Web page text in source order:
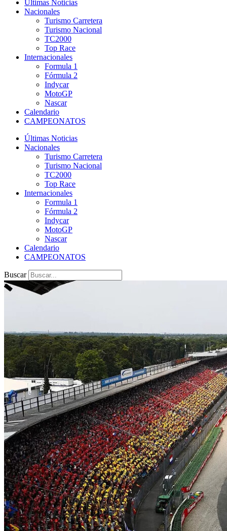
Últimas Noticias
Nacionales
Turismo Carretera
Turismo Nacional
TC2000
Top Race
Internacionales
Formula 1
Fórmula 2
Indycar
MotoGP
Nascar
Calendario
CAMPEONATOS
Últimas Noticias
Nacionales
Turismo Carretera
Turismo Nacional
TC2000
Top Race
Internacionales
Formula 1
Fórmula 2
Indycar
MotoGP
Nascar
Calendario
CAMPEONATOS
Buscar